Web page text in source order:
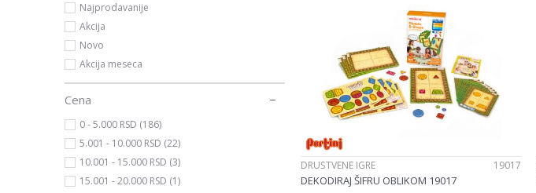
Najprodavanije
Akcija
Novo
Akcija meseca
Cena
0 - 5.000 RSD (186)
5.001 - 10.000 RSD (22)
10.001 - 15.000 RSD (3)
15.001 - 20.000 RSD (1)
DRUŠTVENE IGRE 19017
DEKODIRAJ ŠIFRU OBLIKOM 19017